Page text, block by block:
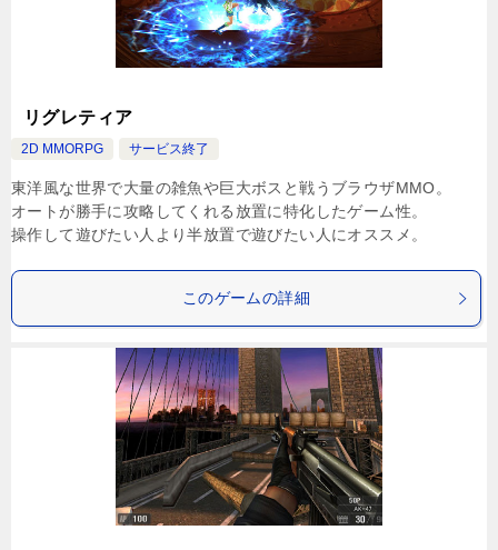
リグレティア
2D MMORPG サービス終了
東洋風な世界で大量の雑魚や巨大ボスと戦うブラウザMMO。
オートが勝手に攻略してくれる放置に特化したゲーム性。
操作して遊びたい人より半放置で遊びたい人にオススメ。
このゲームの詳細